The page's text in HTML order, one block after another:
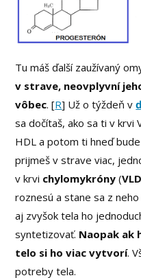
Tu máš ďalší zaužívaný
v strave, neovplyvní
vôbec. [R] Už o týždeň v
sa dočítaš, ako sa ti v krvi
HDL a potom ti hneď
prijmeš v strave viac,
v krvi chylomykróny (
roznesú a stane sa z
aj zvyšok tela ho
syntetizovať. Naopak ak
telo si ho viac vytvorí.
potreby tela.